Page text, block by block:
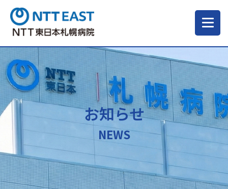
当院について
ご来院される方へ
診療科・部門
医療・介護関係の方
お知らせ
NEWS